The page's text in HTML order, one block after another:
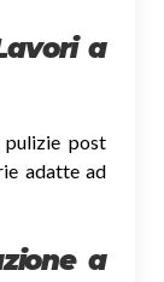
a
pulizie post
adatte ad
a